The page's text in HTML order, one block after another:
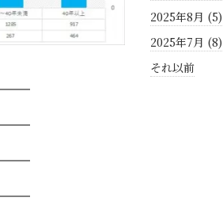
2025年8月 (5)
2025年7月 (8)
それ以前